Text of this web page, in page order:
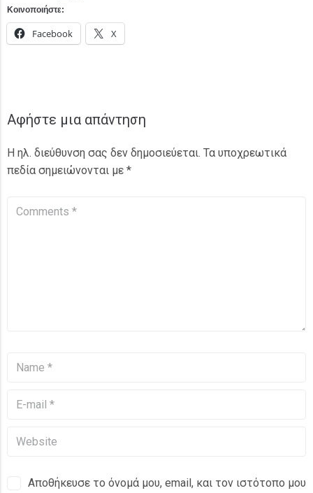
Κοινοποιήστε:
Facebook X
Αφήστε μια απάντηση
Η ηλ. διεύθυνση σας δεν δημοσιεύεται. Τα υποχρεωτικά
πεδία σημειώνονται με *
Αποθήκευσε το όνομά μου, email, και τον ιστότοπο μου